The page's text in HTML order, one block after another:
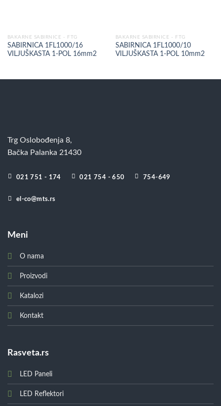
BAKARNE SABIRNICE - FTG
SABIRNICA 1FL1000/16
VILJUŠKASTA 1-POL 16mm2
BAKARNE SABIRNICE - FTG
SABIRNICA 1FL1000/10
VILJUŠKASTA 1-POL 10mm2
Trg Oslobođenja 8,
Bačka Palanka 21430
021 751 - 174 021 754 - 650 754-649
el-co@mts.rs
Meni
O nama
Proizvodi
Katalozi
Kontakt
Rasveta.rs
LED Paneli
LED Reflektori